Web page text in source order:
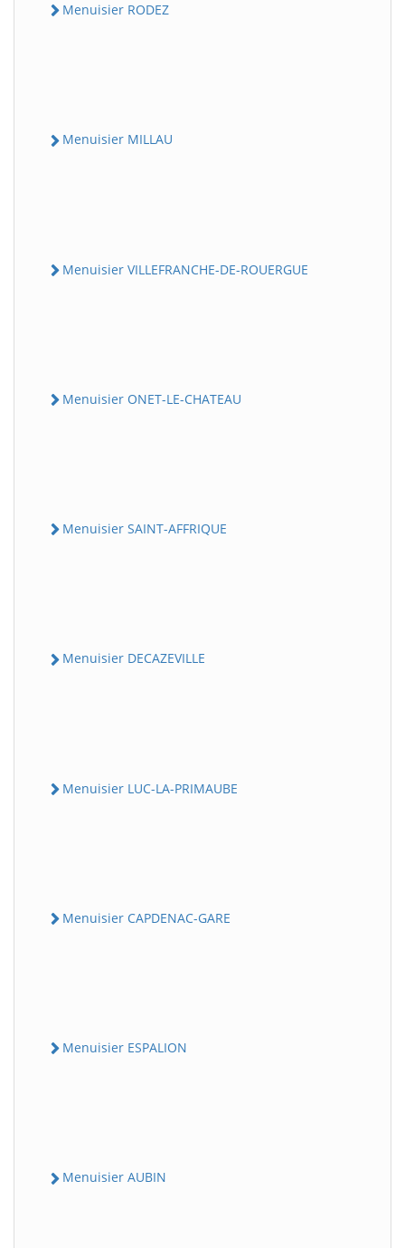
Menuisier RODEZ
Menuisier MILLAU
Menuisier VILLEFRANCHE-DE-ROUERGUE
Menuisier ONET-LE-CHATEAU
Menuisier SAINT-AFFRIQUE
Menuisier DECAZEVILLE
Menuisier LUC-LA-PRIMAUBE
Menuisier CAPDENAC-GARE
Menuisier ESPALION
Menuisier AUBIN